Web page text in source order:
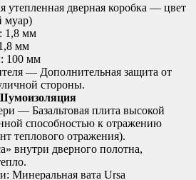
утепленная дверная коробка — цвет
муар)
1,8 мм
мм
100 мм
— Дополнительная защита от
стороны.
— Базальтовая плита высокой
способностью к отражению
теплового отражения).
внутри дверного полотна,
Минеральная вата Ursa